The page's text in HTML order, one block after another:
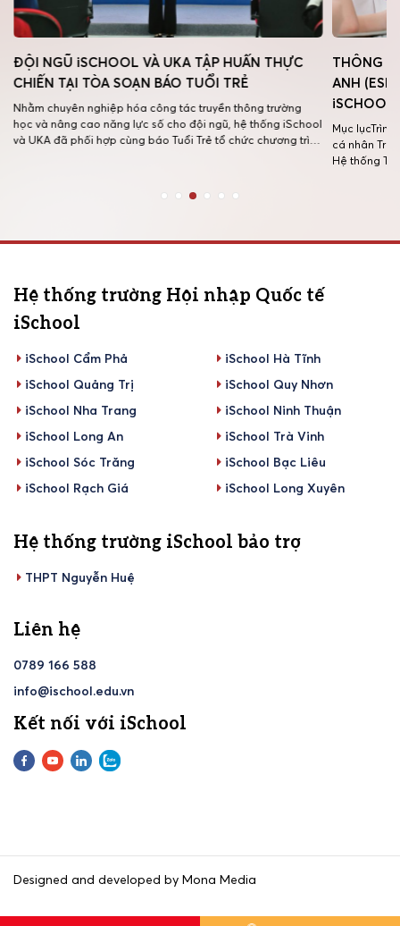
ĐỘI NGŨ iSCHOOL VÀ UKA TẬP HUẤN THỰC
CHIẾN TẠI TÒA SOẠN BÁO TUỔI TRẺ
Nhằm chuyên nghiệp hóa công tác truyền thông trường
học và nâng cao năng lực số cho đội ngũ, hệ thống iSchool
và UKA đã phối hợp cùng báo Tuổi Trẻ tổ chức chương trình
THÔNG
ANH
iSCHOOL
Mục
cá nhân
Hệ thống
Hệ thống trường Hội nhập Quốc tế
iSchool
iSchool Cẩm Phả
iSchool Hà Tĩnh
iSchool Quảng Trị
iSchool Quy Nhơn
iSchool Nha Trang
iSchool Ninh Thuận
iSchool Long An
iSchool Trà Vinh
iSchool Sóc Trăng
iSchool Bạc Liêu
iSchool Rạch Giá
iSchool Long Xuyên
Hệ thống trường iSchool bảo trợ
THPT Nguyễn Huệ
Liên hệ
0789 166 588
info@ischool.edu.vn
Kết nối với iSchool
Designed and developed by Mona Media